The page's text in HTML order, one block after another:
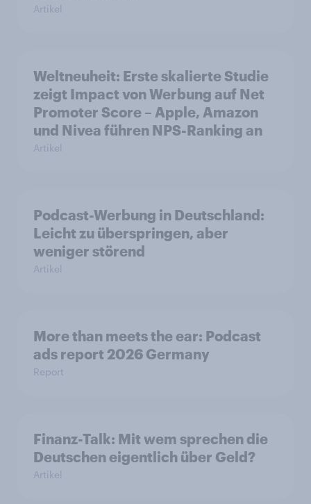
Artikel
Weltneuheit: Erste skalierte Studie
zeigt Impact von Werbung auf Net
Promoter Score – Apple, Amazon
und Nivea führen NPS-Ranking an
Artikel
Podcast-Werbung in Deutschland:
Leicht zu überspringen, aber
weniger störend
Artikel
More than meets the ear: Podcast
ads report 2026 Germany
Report
Finanz-Talk: Mit wem sprechen die
Deutschen eigentlich über Geld?
Artikel